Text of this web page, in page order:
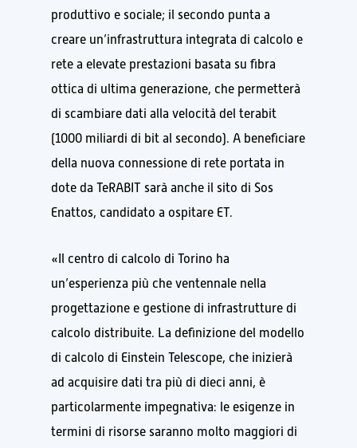
produttivo e sociale; il secondo punta a
creare un’infrastruttura integrata di calcolo e
rete a elevate prestazioni basata su fibra
ottica di ultima generazione, che permetterà
di scambiare dati alla velocità del terabit
(1000 miliardi di bit al secondo). A beneficiare
della nuova connessione di rete portata in
dote da TeRABIT sarà anche il sito di Sos
Enattos, candidato a ospitare ET.
«Il centro di calcolo di Torino ha
un’esperienza più che ventennale nella
progettazione e gestione di infrastrutture di
calcolo distribuite. La definizione del modello
di calcolo di Einstein Telescope, che inizierà
ad acquisire dati tra più di dieci anni, è
particolarmente impegnativa: le esigenze in
termini di risorse saranno molto maggiori di